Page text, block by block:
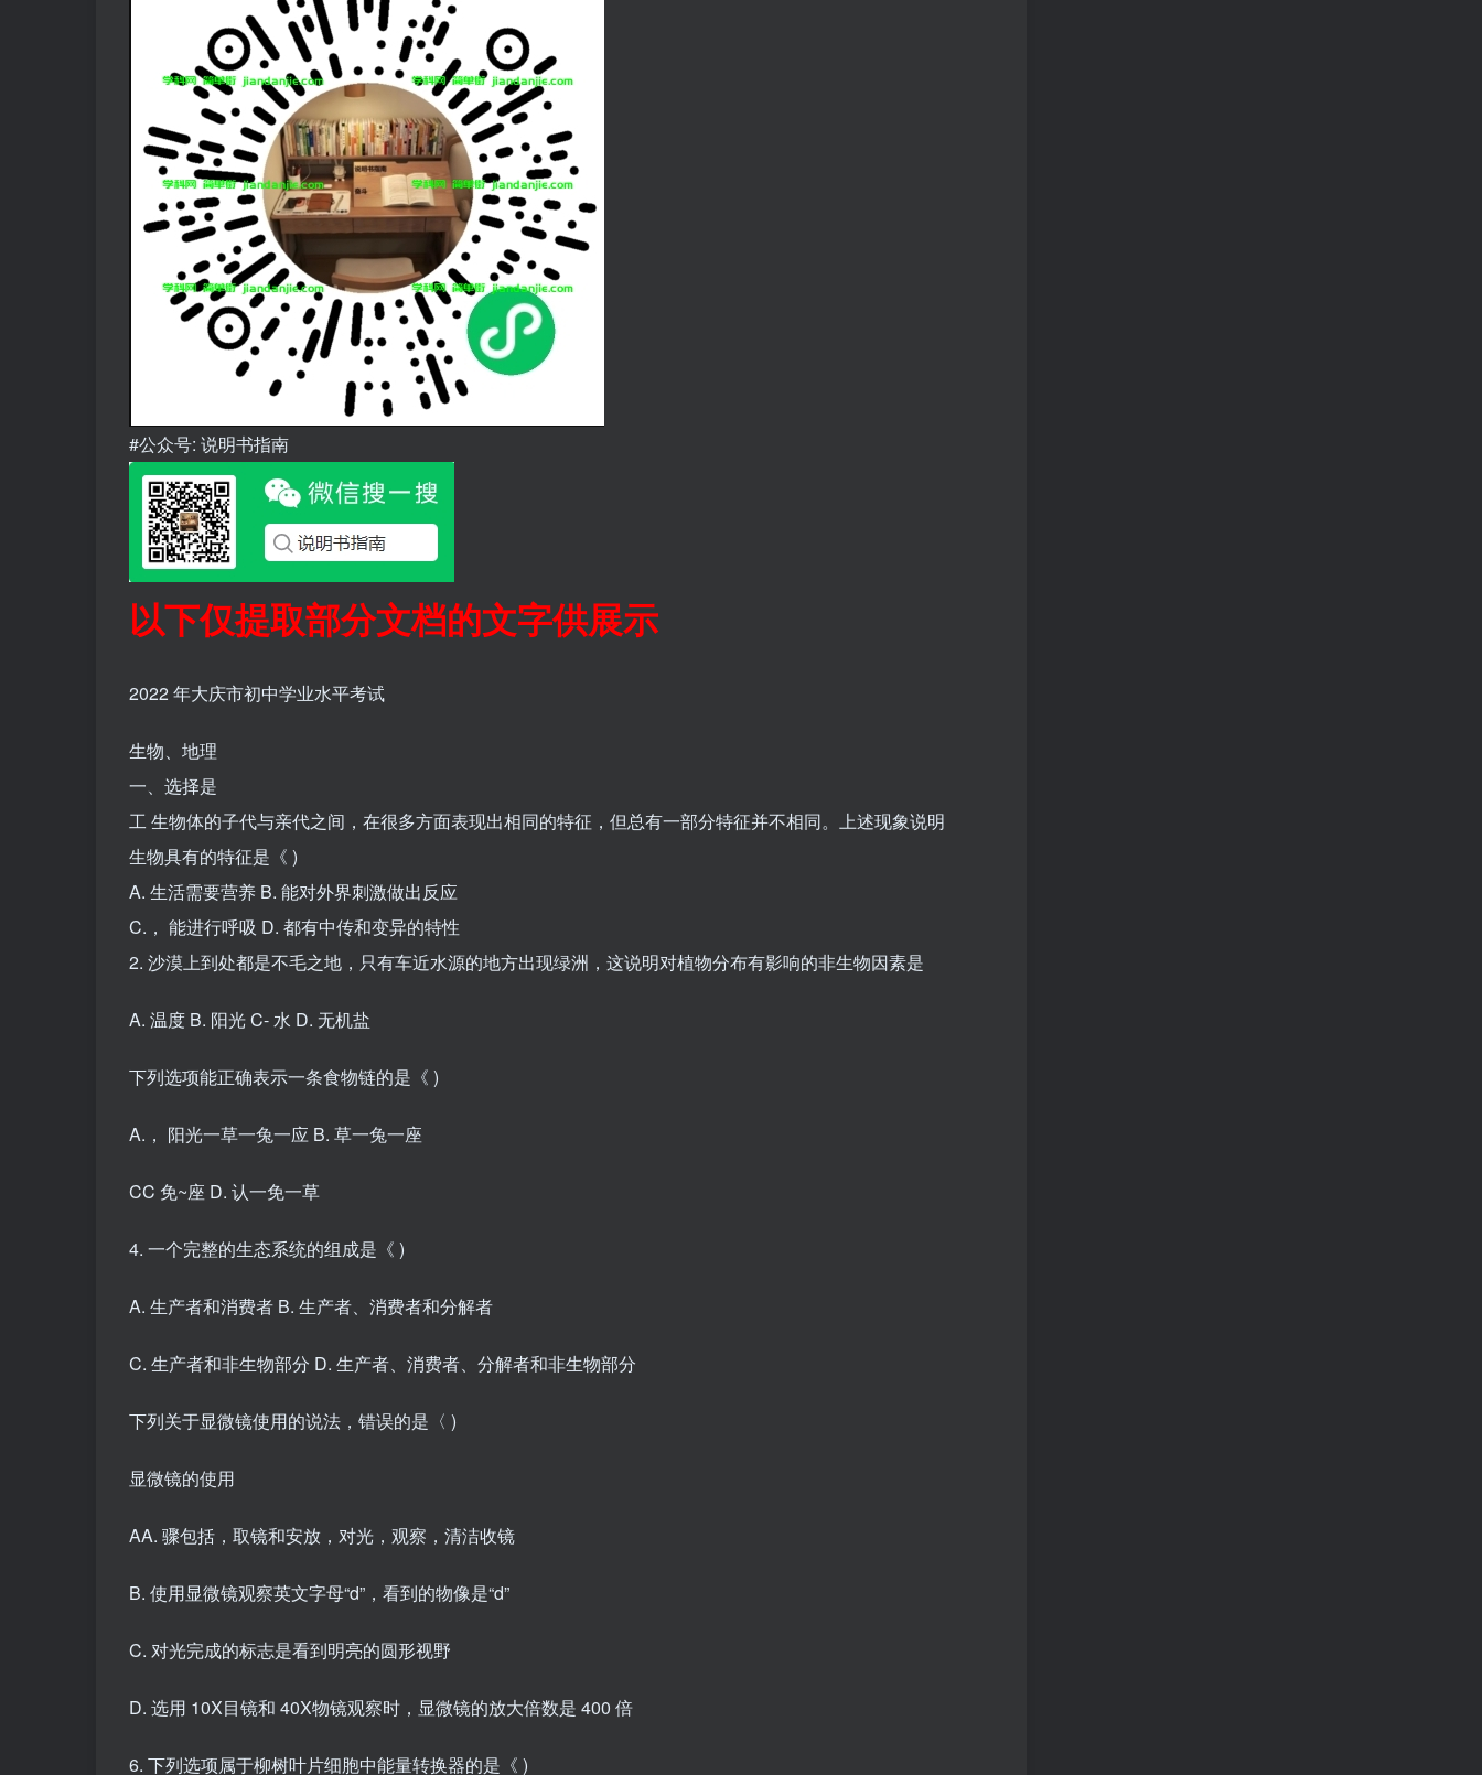
#公众号: 说明书指南
以下仅提取部分文档的文字供展示
2022 年大庆市初中学业水平考试
生物、地理
一、选择是
工 生物体的子代与亲代之间，在很多方面表现出相同的特征，但总有一部分特征并不相同。上述现象说明
生物具有的特征是《 )
A. 生活需要营养 B. 能对外界刺激做出反应
C.， 能进行呼吸 D. 都有中传和变异的特性
2. 沙漠上到处都是不毛之地，只有车近水源的地方出现绿洲，这说明对植物分布有影响的非生物因素是
A. 温度 B. 阳光 C- 水 D. 无机盐
下列选项能正确表示一条食物链的是《 )
A.， 阳光一草一兔一应 B. 草一兔一座
CC 免~座 D. 认一免一草
4. 一个完整的生态系统的组成是《 )
A. 生产者和消费者 B. 生产者、消费者和分解者
C. 生产者和非生物部分 D. 生产者、消费者、分解者和非生物部分
下列关于显微镜使用的说法，错误的是〈 )
显微镜的使用
AA. 骤包括，取镜和安放，对光，观察，清洁收镜
B. 使用显微镜观察英文字母“d”，看到的物像是“d”
C. 对光完成的标志是看到明亮的圆形视野
D. 选用 10X目镜和 40X物镜观察时，显微镜的放大倍数是 400 倍
6. 下列选项属于柳树叶片细胞中能量转换器的是《 )